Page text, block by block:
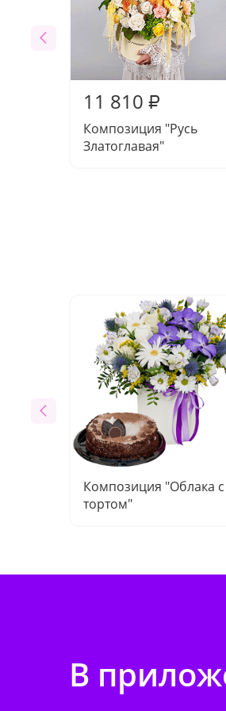
11 810 ₽
Композиция "Русь
Златоглавая"
Композиция "Облака с
тортом"
В